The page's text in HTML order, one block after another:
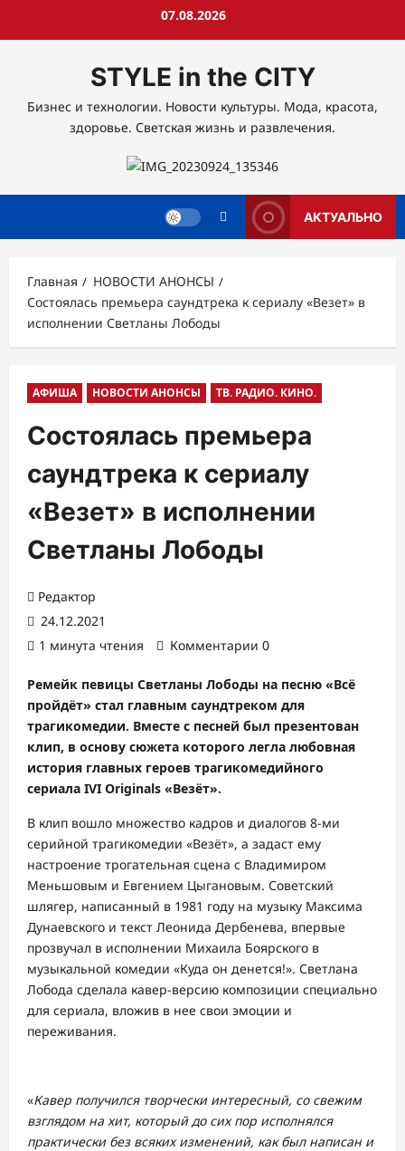
07.08.2026
STYLE in the CITY
Бизнес и технологии. Новости культуры. Мода, красота,
здоровье. Светская жизнь и развлечения.
АКТУАЛЬНО
Главная
НОВОСТИ АНОНСЫ
Состоялась премьера саундтрека к сериалу «Везет» в
исполнении Светланы Лободы
АФИША НОВОСТИ АНОНСЫ ТВ. РАДИО. КИНО.
Состоялась премьера
саундтрека к сериалу
«Везет» в исполнении
Светланы Лободы
Редактор
24.12.2021
1 минута чтения
Комментарии 0
Ремейк певицы Светланы Лободы на песню «Всё
пройдёт» стал главным саундтреком для
трагикомедии. Вместе с песней был презентован
клип, в основу сюжета которого легла любовная
история главных героев трагикомедийного
сериала IVI Originals «Везёт».
В клип вошло множество кадров и диалогов 8-ми
серийной трагикомедии «Везёт», а задаст ему
настроение трогательная сцена с Владимиром
Меньшовым и Евгением Цыгановым. Советский
шлягер, написанный в 1981 году на музыку Максима
Дунаевского и текст Леонида Дербенева, впервые
прозвучал в исполнении Михаила Боярского в
музыкальной комедии «Куда он денется!». Светлана
Лобода сделала кавер-версию композиции специально
для сериала, вложив в нее свои эмоции и
переживания.
«Кавер получился творчески интересный, со свежим
взглядом на хит, который до сих пор исполнялся
практически без всяких изменений, как был написан и